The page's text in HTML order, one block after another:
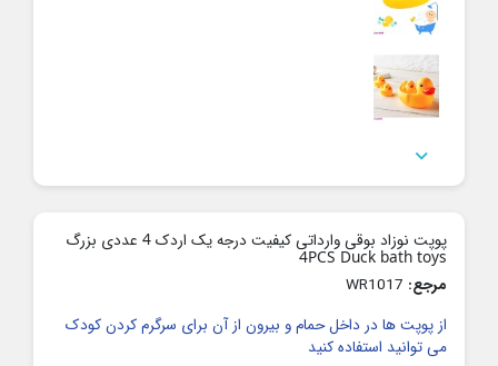

پوپت نوزاد بوقی وارداتی کیفیت درجه یک اردک 4 عددی بزرگ
4PCS Duck bath toys
مرجع:
از پوپت ها در داخل حمام و بیرون از آن برای سرگرم کردن کودک
می توانید استفاده کنید